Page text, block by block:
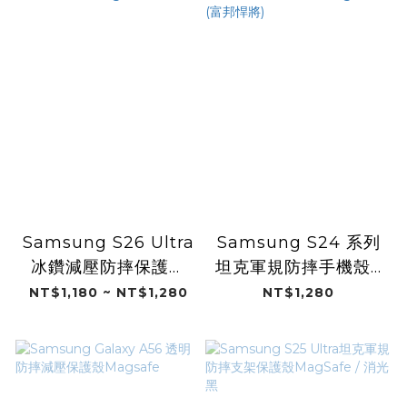
Samsung S26 Ultra
冰鑽減壓防摔保護殼
Magsafe
NT$1,180 ~ NT$1,280
Samsung S24 系列
坦克軍規防摔手機殼 /
Fubon Angels 25"
NT$1,280